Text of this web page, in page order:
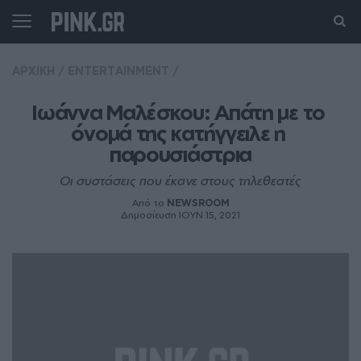
Ιωάννα Μαλέσκου: Απάτη με το
όνομά της κατήγγειλε η
παρουσιάστρια
Οι συστάσεις που έκανε στους τηλεθεατές
Από το NEWSROOM
Δημοσίευση ΙΟΥΝ 15, 2021